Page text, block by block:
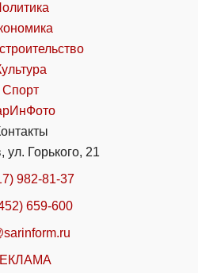
Спорт
ул. Горького, 21
982-81-37
659-600